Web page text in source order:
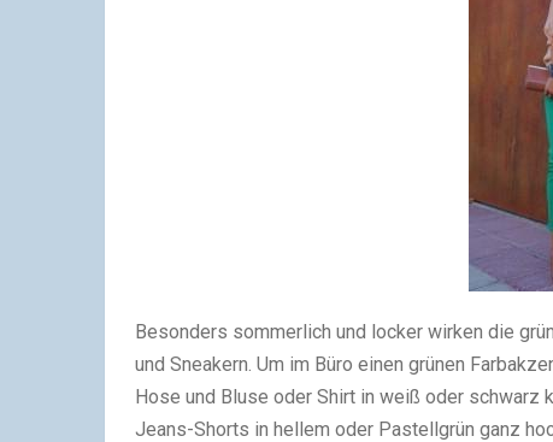
Besonders sommerlich und locker wirken die
und Sneakern. Um im Büro einen grünen
Hose und Bluse oder Shirt in weiß oder schwarz
Jeans-Shorts in hellem oder Pastellgrün ganz